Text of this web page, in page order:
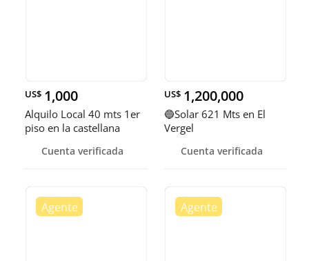
US$ 1,000
Alquilo Local 40 mts 1er
piso en la castellana
Cuenta verificada
US$ 1,200,000
🔵Solar 621 Mts en El
Vergel
Cuenta verificada